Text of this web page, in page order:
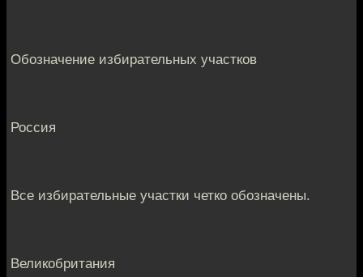
Обозначение избирательных участков
Россия
Все избирательные участки четко обозначены.
Великобритания